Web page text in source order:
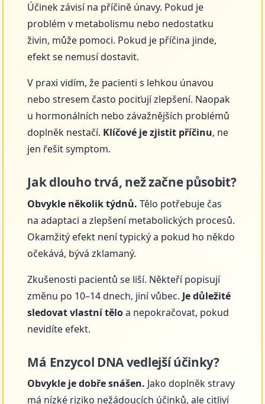
Účinek závisí na příčině únavy. Pokud je
problém v metabolismu nebo nedostatku
živin, může pomoci. Pokud je příčina jinde,
efekt se nemusí dostavit.
V praxi vidím, že pacienti s lehkou únavou
nebo stresem často pociťují zlepšení. Naopak
u hormonálních nebo závažnějších problémů
doplněk nestačí. Klíčové je zjistit příčinu, ne
jen řešit symptom.
Jak dlouho trvá, než začne působit?
Obvykle několik týdnů. Tělo potřebuje čas
na adaptaci a zlepšení metabolických procesů.
Okamžitý efekt není typický a pokud ho někdo
očekává, bývá zklamaný.
Zkušenosti pacientů se liší. Někteří popisují
změnu po 10–14 dnech, jiní vůbec. Je důležité
sledovat vlastní těloa nepokračovat, pokud
nevidíte efekt.
Má Enzycol DNA vedlejší účinky?
Obvykle je dobře snášen. Jako doplněk stravy
má nízké riziko nežádoucích účinků, ale citliví